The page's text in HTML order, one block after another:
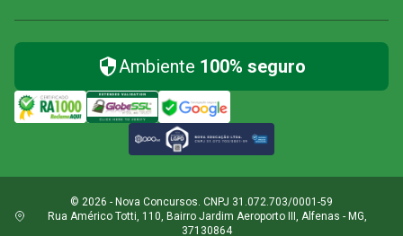
Ambiente 100% seguro
© 2026 - Nova Concursos. CNPJ 31.072.703/0001-59
Rua Américo Totti, 110, Bairro Jardim Aeroporto III, Alfenas - MG,
37130864